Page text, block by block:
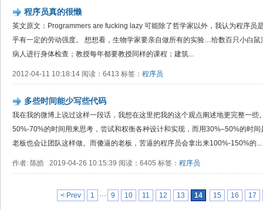
程序员真的很懒
英文原文：Programmers are fucking lazy 可能除了哲学家以外，我认为程序员
乎有一定的劳动强度。 想想看，生物学家要亲自做所有的实验…给数百只小白
病人进行身体检查；教授每年都要教授同样的课程；建筑...
2012-04-11 10:18:14 阅读：6413 标签： 程序员
多些时间能少写些代码
我在我的微博上说过这样一段话，我想在这里把我的这个观点阐述地更完整一些
50%-70%的时间用来思考，尝试和权衡各种设计和实现，而用30%–50%的时
老板也会让团队这样做。而傻逼的老板，苦逼的程序员会拿出来100%-150%的...
作者: 陈皓 2019-04-26 10:15:39 阅读：6405 标签： 程序员
< Prev 1 ··· 9 10 11 12 13 14 15 16 17